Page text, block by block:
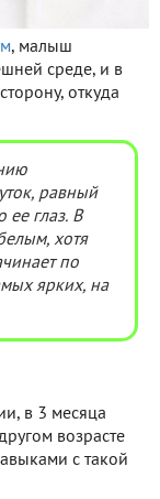
, малыш
среде, и в
откуда
равный
ее глаз. В
хотя
по
ярких, на
в 3 месяца
возрасте
с такой